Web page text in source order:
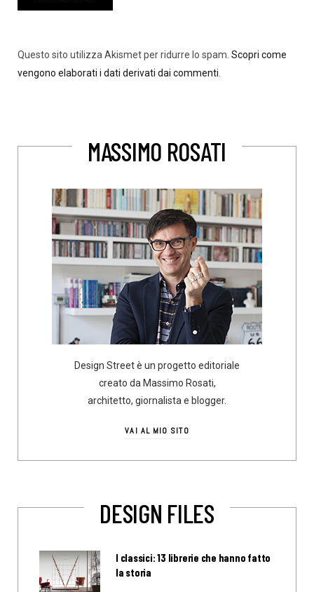
Questo sito utilizza Akismet per ridurre lo spam. Scopri come
vengono elaborati i dati derivati dai commenti
MASSIMO ROSATI
Design Street è un progetto editoriale
creato da Massimo Rosati,
architetto, giornalista e blogger.
VAI AL MIO SITO
DESIGN FILES
I classici: 13 librerie che hanno fatto
la storia